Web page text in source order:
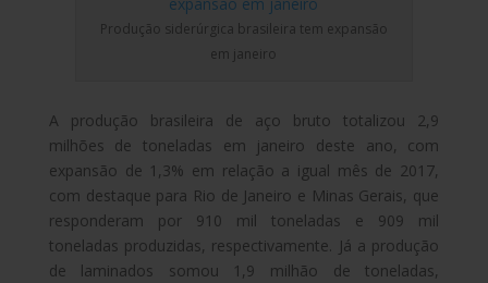
Produção siderúrgica brasileira tem expansão
em janeiro
A produção brasileira de aço bruto totalizou 2,9
milhões de toneladas em janeiro deste ano, com
expansão de 1,3% em relação a igual mês de 2017,
com destaque para Rio de Janeiro e Minas Gerais, que
responderam por 910 mil toneladas e 909 mil
toneladas produzidas, respectivamente. Já a produção
de laminados somou 1,9 milhão de toneladas,